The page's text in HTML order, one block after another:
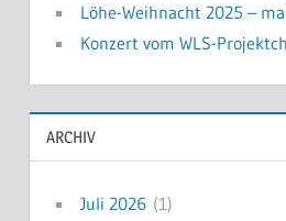
Löhe-Weihnacht 2025 –
Konzert vom WLS-
ARCHIV
Juli 2026(1)